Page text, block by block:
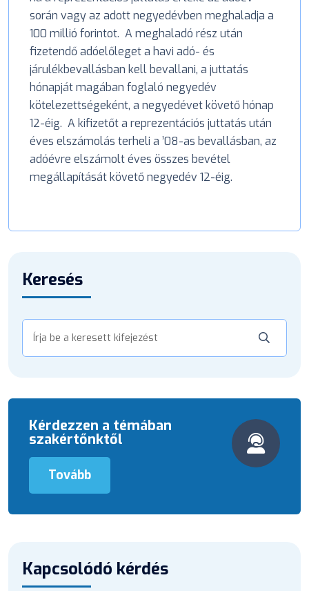
során vagy az adott negyedévben meghaladja a
100 millió forintot. A meghaladó rész után
fizetendő adóelőleget a havi adó- és
járulékbevallásban kell bevallani, a juttatás
hónapját magában foglaló negyedév
kötelezettségeként, a negyedévet követő hónap
12-éig. A kifizetőt a reprezentációs juttatás után
éves elszámolás terheli a ’08-as bevallásban, az
adóévre elszámolt éves összes bevétel
megállapítását követő negyedév 12-éig.
Keresés
Kérdezzen a témában
szakértőnktől
Tovább
Kapcsolódó kérdés